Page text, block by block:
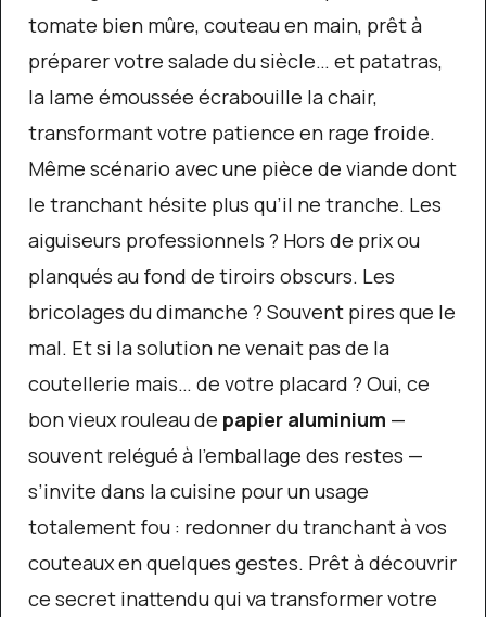
tomate bien mûre, couteau en main, prêt à
préparer votre salade du siècle… et patatras,
la lame émoussée écrabouille la chair,
transformant votre patience en rage froide.
Même scénario avec une pièce de viande dont
le tranchant hésite plus qu’il ne tranche. Les
aiguiseurs professionnels ? Hors de prix ou
planqués au fond de tiroirs obscurs. Les
bricolages du dimanche ? Souvent pires que le
mal. Et si la solution ne venait pas de la
coutellerie mais… de votre placard ? Oui, ce
bon vieux rouleau de papier aluminium —
souvent relégué à l’emballage des restes —
s’invite dans la cuisine pour un usage
totalement fou : redonner du tranchant à vos
couteaux en quelques gestes. Prêt à découvrir
ce secret inattendu qui va transformer votre